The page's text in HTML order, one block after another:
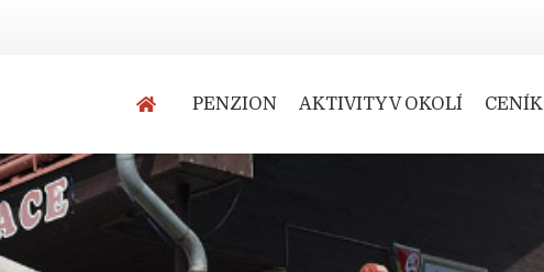
PENZION AKTIVITY V OKOLÍ CENÍK